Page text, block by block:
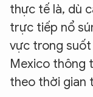
thực tế là, dù
trực tiếp nổ
vực trong suốt
Mexico thông
theo thời gian
XIN
TÔI
Hãy hỏi
An